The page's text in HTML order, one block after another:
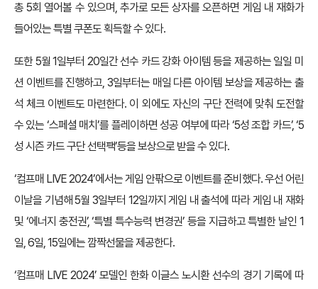
총 5회 열어볼 수 있으며, 추가로 모든 상자를 오픈하면 게임 내 재화가
들어있는 특별 쿠폰도 획득할 수 있다.
또한 5월 1일부터 20일간 선수 카드 강화 아이템 등을 제공하는 일일 미
션 이벤트를 진행하고, 3일부터는 매일 다른 아이템 보상을 제공하는 출
석 체크 이벤트도 마련한다. 이 외에도 자신의 구단 전력에 맞춰 도전할
수 있는 ‘스페셜 매치’를 플레이하면 성공 여부에 따라 ‘5성 조합 카드’, ‘5
성 시즌 카드 구단 선택팩’등을 보상으로 받을 수 있다.
‘컴프매 LIVE 2024’에서는 게임 안팎으로 이벤트를 준비했다. 우선 어린
이날을 기념해 5월 3일부터 12일까지 게임 내 출석에 따라 게임 내 재화
및 ‘에너지 충전권’, ‘특별 특수능력 변경권’ 등을 지급하고 특별한 날인 1
일, 6일, 15일에는 깜짝선물을 제공한다.
‘컴프매 LIVE 2024’ 모델인 한화 이글스 노시환 선수의 경기 기록에 따